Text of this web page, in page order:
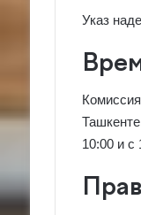
Указ
10:00 и с